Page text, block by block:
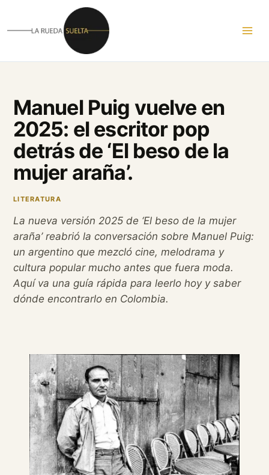
contenido
Manuel Puig vuelve en
2025: el escritor pop
detrás de ‘El beso de la
mujer araña’.
LITERATURA
La nueva versión 2025 de ‘El beso de la mujer
araña’ reabrió la conversación sobre Manuel Puig:
un argentino que mezcló cine, melodrama y
cultura popular mucho antes que fuera moda.
Aquí va una guía rápida para leerlo hoy y saber
dónde encontrarlo en Colombia.